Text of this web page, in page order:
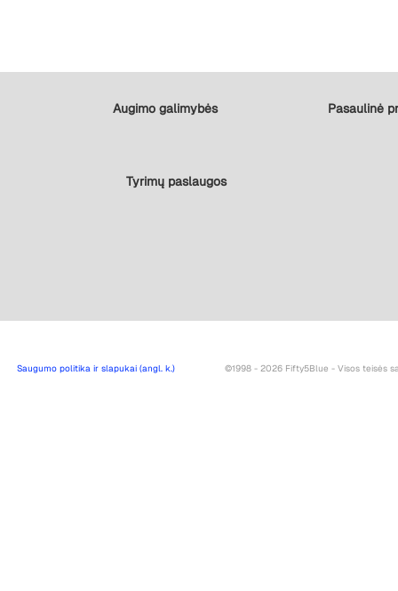
Augimo galimybės Pasaulinė
Tyrimų paslaugos
Saugumo politika ir slapukai (angl. k.) ©1998 - 2026 Fifty5Blue - Visos teisės